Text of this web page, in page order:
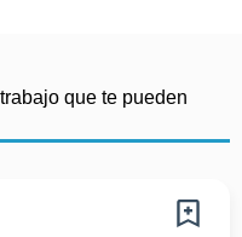
que te pueden